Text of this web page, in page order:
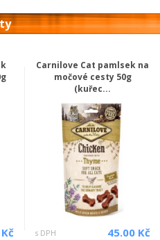
Carnilove Cat pamlsek na
močové cesty 50g
(kuřec...
s DPH 45.00 Kč